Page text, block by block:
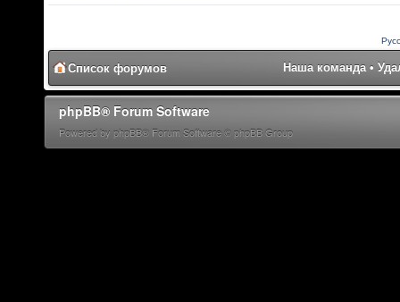
Список форумов Наша команда •
phpBB® Forum Software
Powered by phpBB® Forum Software © phpBB Group